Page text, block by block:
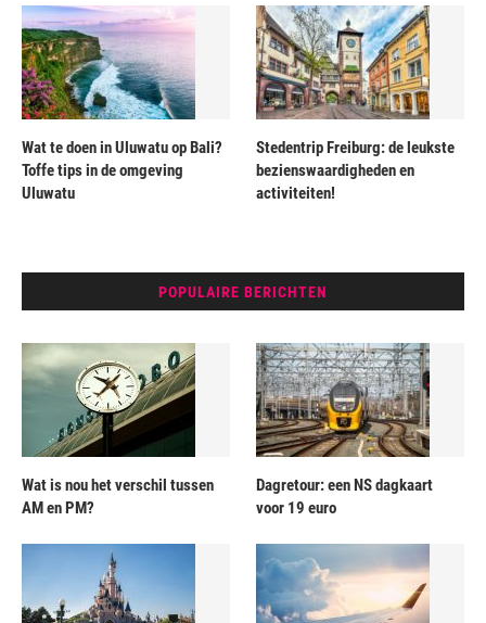
Wat te doen in Uluwatu op Bali?
Toffe tips in de omgeving
Uluwatu
Stedentrip Freiburg: de leukste
bezienswaardigheden en
activiteiten!
POPULAIRE BERICHTEN
Wat is nou het verschil tussen
AM en PM?
Dagretour: een NS dagkaart
voor 19 euro